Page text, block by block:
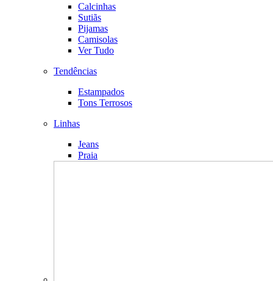
Calcinhas
Sutiãs
Pijamas
Camisolas
Ver Tudo
Tendências
Estampados
Tons Terrosos
Linhas
Jeans
Praia